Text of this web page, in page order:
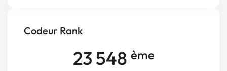
Codeur Rank
23 548 ème